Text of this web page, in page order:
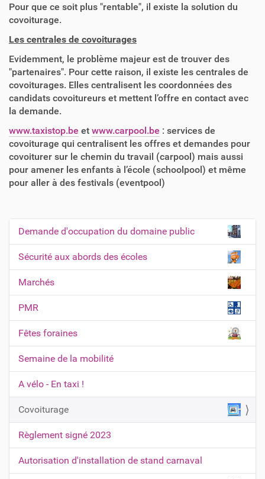
Pour que ce soit plus "rentable", il existe la solution du
covoiturage.
Les centrales de covoiturages
Evidemment, le problème majeur est de trouver des
"partenaires". Pour cette raison, il existe les centrales de
covoiturages. Elles centralisent les coordonnées des
candidats covoitureurs et mettent l’offre en contact avec
la demande.
www.taxistop.be et www.carpool.be : services de
covoiturage qui centralisent les offres et demandes pour
covoiturer sur le chemin du travail (carpool) mais aussi
pour amener les enfants à l’école (schoolpool) et même
pour aller à des festivals (eventpool)
N
a
v
i
g
a
t
i
n
Demande d'occupation du domaine public
Sécurité aux abords des écoles
Marchés
PMR
Fêtes foraines
Semaine de la mobilité
A vélo - En taxi !
Covoiturage
Règlement signé 2023
Autorisation d'installation de stand carnaval